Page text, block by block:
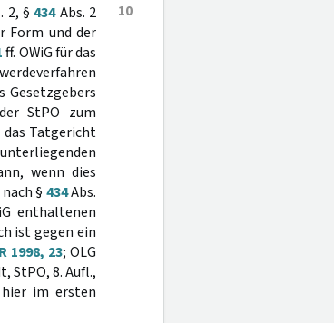
10
2, §434Abs. 2
Form und der
ff. OWiG für das
StPO zum
das Tatgericht
wenn dies
§ 434Abs.
enthaltenen
ist gegen ein
1998, 23; OLG
StPO, 8. Aufl.,
hier im ersten